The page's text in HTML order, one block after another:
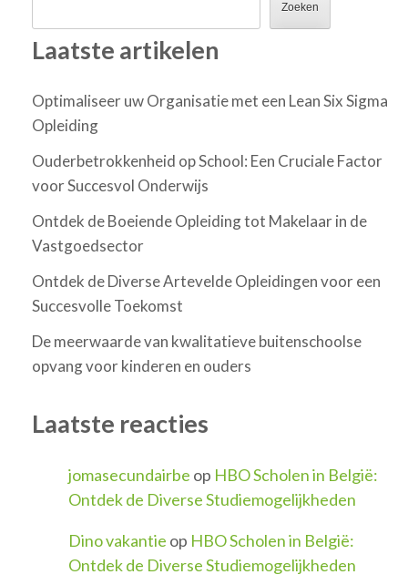
Zoeken
Laatste artikelen
Optimaliseer uw Organisatie met een Lean Six Sigma
Opleiding
Ouderbetrokkenheid op School: Een Cruciale Factor
voor Succesvol Onderwijs
Ontdek de Boeiende Opleiding tot Makelaar in de
Vastgoedsector
Ontdek de Diverse Artevelde Opleidingen voor een
Succesvolle Toekomst
De meerwaarde van kwalitatieve buitenschoolse
opvang voor kinderen en ouders
Laatste reacties
jomasecundairbe op HBO Scholen in België:
Ontdek de Diverse Studiemogelijkheden
Dino vakantie op HBO Scholen in België:
Ontdek de Diverse Studiemogelijkheden